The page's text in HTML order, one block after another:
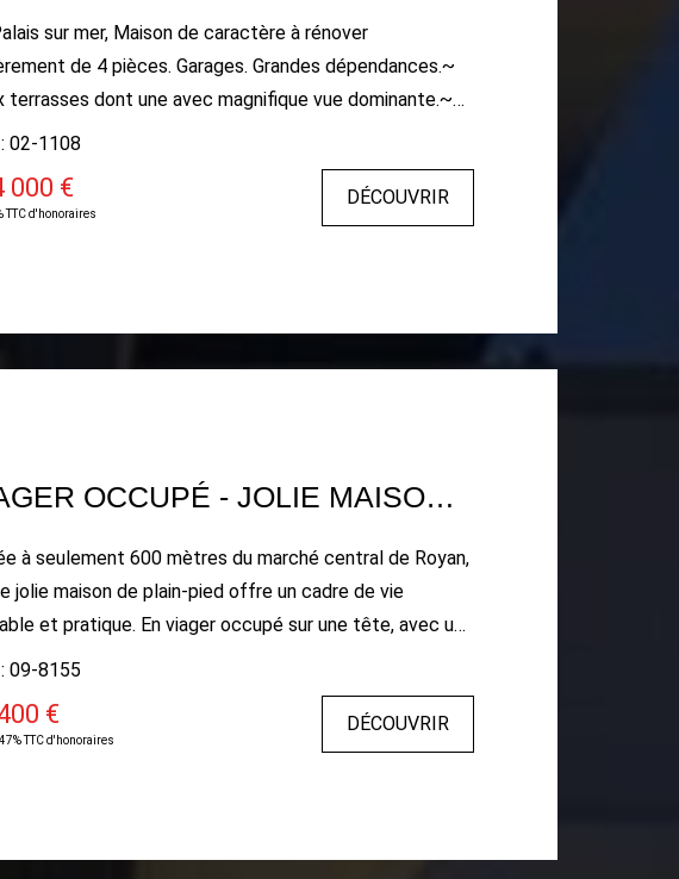
sur mer, Maison de caractère à rénover
de 4 pièces. Garages. Grandes dépendances.~
terrasses dont une avec magnifique vue dominante.~
de 1726m². Gros travaux de rénovation à prévoir.
potentiel. Possibilité de division Situation
plage, 400m centre.
02-1108
000 €
TTC d'honoraires
DÉCOUVRIR
VIAGER OCCUPÉ - JOLIE MAISON DE PLAIN-PIED À 600M DU MARCHÉ CENTRAL DE ROYAN
à seulement 600 mètres du marché central de Royan,
jolie maison de plain-pied offre un cadre de vie
et pratique. En viager occupé sur une tête, avec une
mensuelle de 530€, elle se compose d'un espace
bien aménagé, comprenant une entrée voiture, une
terrasse intime exposée sud-ouest et un petit jardinet,
pour profiter du climat doux de la région. À l'intérieur :
mène au coin nuit, composé de deux chambres
09-8155
€
TTC d'honoraires
DÉCOUVRIR